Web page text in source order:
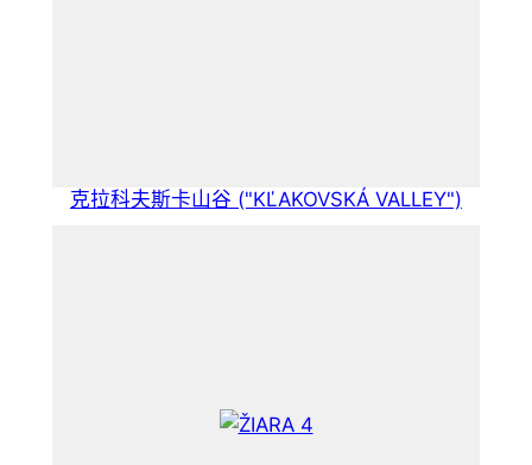
克拉科夫斯卡山谷 ("KĽAKOVSKÁ VALLEY")